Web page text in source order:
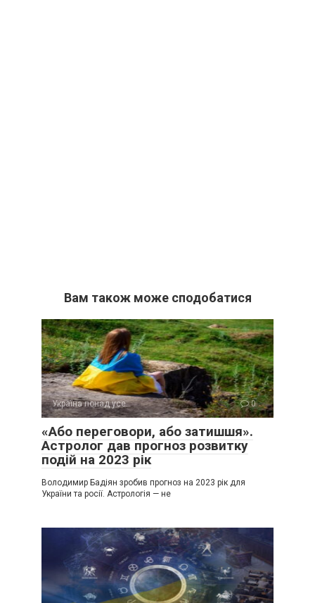
Вам також може сподобатися
Україна понад усе 0
«Або переговори, або затишшя».
Астролог дав прогноз розвитку
подій на 2023 рік
Володимир Бадіян зробив прогноз на 2023 рік для
України та росії. Астрологія — не